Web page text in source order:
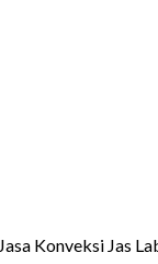
Konveksi Jas